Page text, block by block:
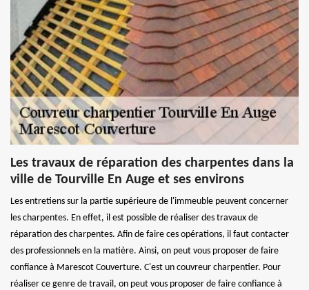
Les travaux de réparation des charpentes dans la
ville de Tourville En Auge et ses environs
Les entretiens sur la partie supérieure de l'immeuble peuvent concerner
les charpentes. En effet, il est possible de réaliser des travaux de
réparation des charpentes. Afin de faire ces opérations, il faut contacter
des professionnels en la matière. Ainsi, on peut vous proposer de faire
confiance à Marescot Couverture. C'est un couvreur charpentier. Pour
réaliser ce genre de travail, on peut vous proposer de faire confiance à